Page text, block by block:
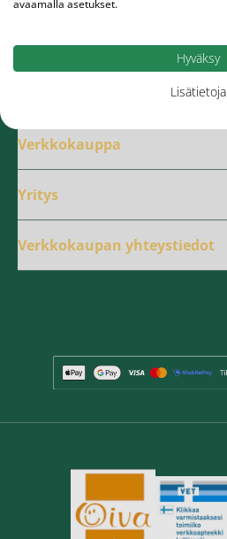
Verkkokauppa
Yritys
Verkkokaupan yhteystiedot
avaamalla asetukset.
Hyväksy
Lisätietoja